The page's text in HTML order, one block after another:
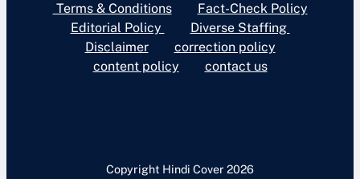
Terms & Conditions
Fact-Check Policy
Editorial Policy
Diverse Staffing
Disclaimer
correction policy
content policy
contact us
Copyright Hindi Cover 2026